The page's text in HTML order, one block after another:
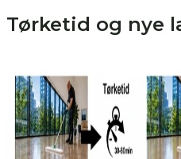
Tørketid og nye